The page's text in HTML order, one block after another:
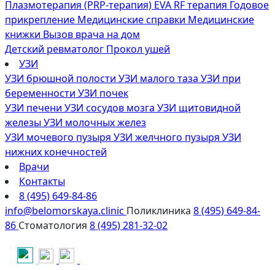
Плазмотерапия (PRP-терапия) EVA RF терапия Годовое
прикрепление Медицинские справки Медицинские
книжки Вызов врача на дом
Детский ревматолог Прокол ушей
УЗИ
УЗИ брюшной полости УЗИ малого таза УЗИ при
беременности УЗИ почек
УЗИ печени УЗИ сосудов мозга УЗИ щитовидной
железыУЗИ молочных желез
УЗИ мочевого пузыря УЗИ желчного пузыря УЗИ
нижних конечностей
Врачи
Контакты
8 (495) 649-84-86
info@belomorskaya.clinic Поликлиника 8 (495) 649-84-
86 Стоматология 8 (495) 281-32-02